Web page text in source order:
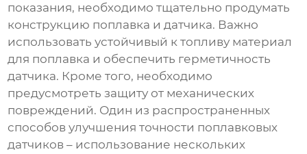
показания, необходимо тщательно продумать
конструкцию поплавка и датчика. Важно
использовать устойчивый к топливу материал
для поплавка и обеспечить герметичность
датчика. Кроме того, необходимо
предусмотреть защиту от механических
повреждений. Один из распространенных
способов улучшения точности поплавковых
датчиков – использование нескольких